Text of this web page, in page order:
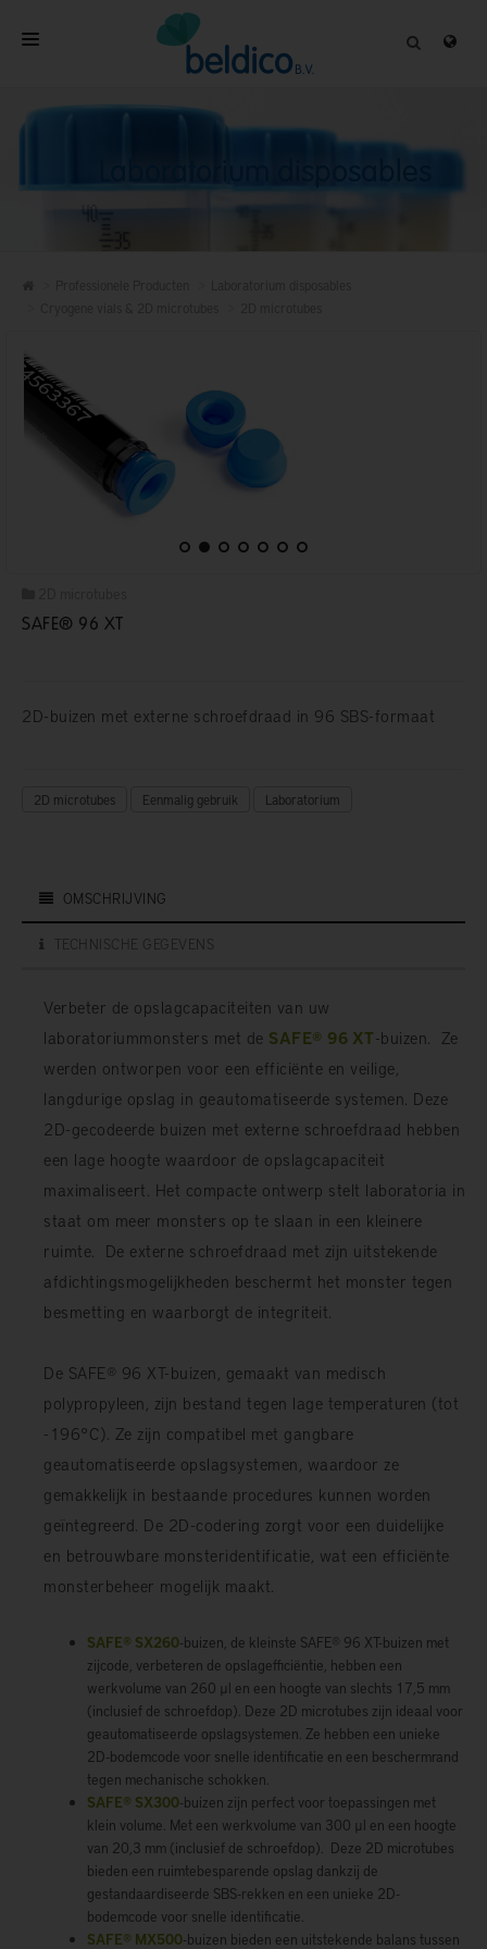
HOME
PROFESSIONELE PRODUCTEN
SAFE® 96 XT
2D-buizen met externe schroefdraad in 96 SBS-formaat
2D microtubes Eenmalig gebruik Laboratorium
OMSCHRIJVING
TECHNISCHE GEGEVENS
Verbeter de opslagcapaciteiten van uw
laboratoriummonsters met de SAFE® 96 XT-buizen. Ze
werden ontworpen voor een efficiënte en veilige,
langdurige opslag in geautomatiseerde systemen. Deze
2D-gecodeerde buizen met externe schroefdraad hebben
een lage hoogte waardoor de opslagcapaciteit
maximaliseert. Het compacte ontwerp stelt laboratoria in
staat om meer monsters op te slaan in een kleinere
ruimte. De externe schroefdraad met zijn uitstekende
afdichtingsmogelijkheden beschermt het monster tegen
besmetting en waarborgt de integriteit.
De SAFE® 96 XT-buizen, gemaakt van medisch
polypropyleen, zijn bestand tegen lage temperaturen (tot
-196°C). Ze zijn compatibel met gangbare
geautomatiseerde opslagsystemen, waardoor ze
gemakkelijk in bestaande procedures kunnen worden
geïntegreerd. De 2D-codering zorgt voor een duidelijke
en betrouwbare monsteridentificatie, wat een efficiënte
monsterbeheer mogelijk maakt.
SAFE® SX260-buizen, de kleinste SAFE® 96 XT-buizen met
zijcode, verbeteren de opslagefficiëntie, hebben een
werkvolume van 260 µl en een hoogte van slechts 17,5 mm
(inclusief de schroefdop). Deze 2D microtubes zijn ideaal voor
geautomatiseerde opslagsystemen. Ze hebben een unieke
2D-bodemcode voor snelle identificatie en een beschermrand
tegen mechanische schokken.
SAFE® SX300-buizen zijn perfect voor toepassingen met
klein volume. Met een werkvolume van 300 µl en een hoogte
van 20,3 mm (inclusief de schroefdop). Deze 2D microtubes
bieden een ruimtebesparende opslag dankzij de
gestandaardiseerde SBS-rekken en een unieke 2D-
bodemcode voor snelle identificatie.
SAFE® MX500-buizen bieden een uitstekende balans tussen